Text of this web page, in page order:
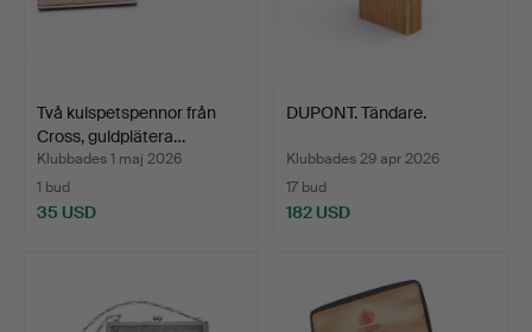
Två kulspetspennor från
Cross, guldplätera…
Klubbades 1 maj 2026
1 bud
35 USD
DUPONT. Tändare.
Klubbades 29 apr 2026
17 bud
182 USD